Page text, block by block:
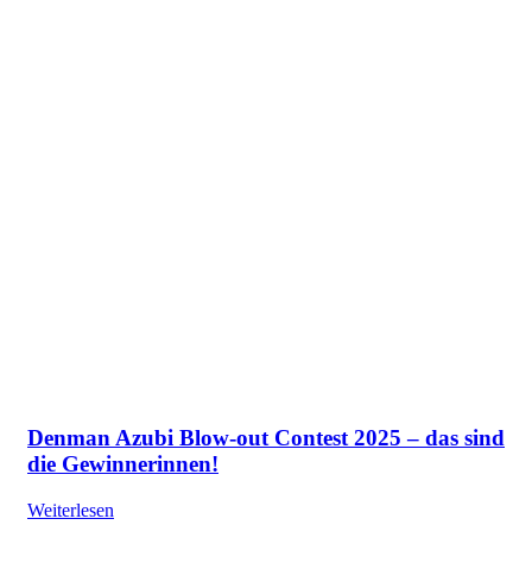
Denman Azubi Blow-out Contest 2025 – das sind
die Gewinnerinnen!
Weiterlesen